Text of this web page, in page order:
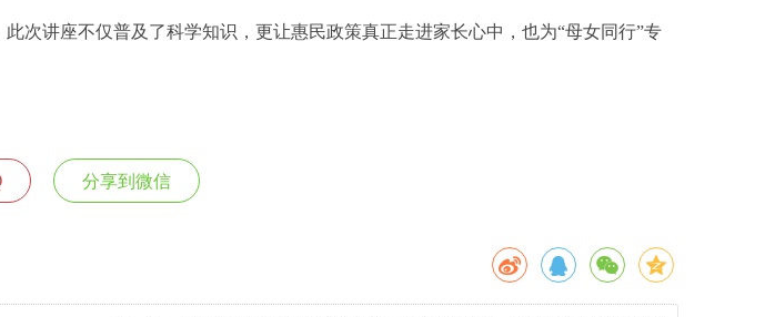
次讲座不仅普及了科学知识，更让惠民政策真正走进家长心中，也为“母女同行”专
分享到微信